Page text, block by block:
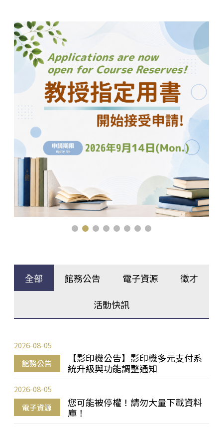
全部 館務公告 電子資源 徵才
活動快訊
館務公告
【影印機公告】影印機多元支付系
統升級與功能調整通知
2026-08-05
電子資源
您可能被停權！請勿大量下載資料
庫！
2026-08-05